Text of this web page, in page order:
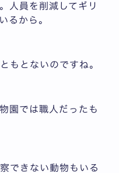
人員を削減してギリ
るから。
もとないのですね。
園では職人だったも
できない動物もいる